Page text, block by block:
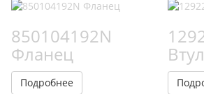
850104192N
Фланец
Подробнее